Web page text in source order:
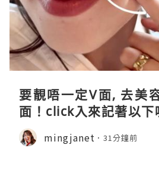
要靚唔一定V面, 去美
面！click入來記著以下
mingjanet 31分鐘前